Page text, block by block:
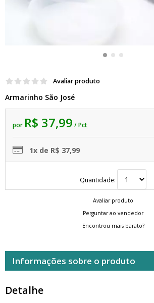
Avaliar produto
Armarinho São José
por R$ 37,99 / Pct
1x de R$ 37,99
Quantidade:
Avaliar produto
Perguntar ao vendedor
Encontrou mais barato?
Informações sobre o produto
Detalhe